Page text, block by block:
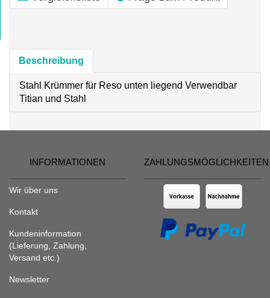
Beschreibung
Stahl Krümmer für Reso unten liegend Verwendbar
Titian und Stahl
INFORMATIONEN
Wir über uns
Kontakt
Kundeninformation
(Lieferung, Zahlung,
Versand etc.)
Newsletter
ZAHLUNGSMÖGLICHKEITEN